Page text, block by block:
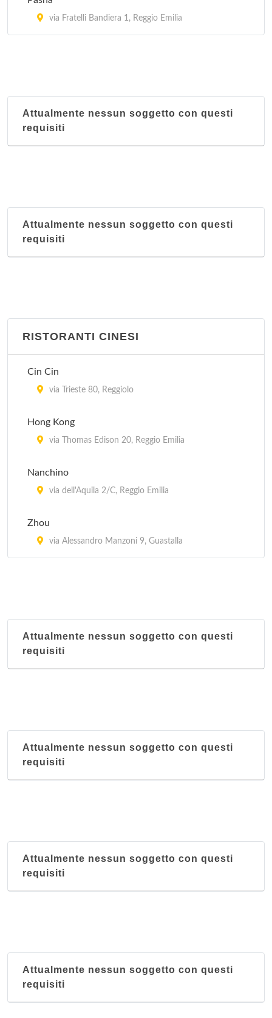
via Fratelli Bandiera 1, Reggio Emilia
Attualmente nessun soggetto con questi
requisiti
Attualmente nessun soggetto con questi
requisiti
RISTORANTI CINESI
Cin Cin
via Trieste 80, Reggiolo
Hong Kong
via Thomas Edison 20, Reggio Emilia
Nanchino
via dell'Aquila 2/C, Reggio Emilia
Zhou
via Alessandro Manzoni 9, Guastalla
Attualmente nessun soggetto con questi
requisiti
Attualmente nessun soggetto con questi
requisiti
Attualmente nessun soggetto con questi
requisiti
Attualmente nessun soggetto con questi
requisiti